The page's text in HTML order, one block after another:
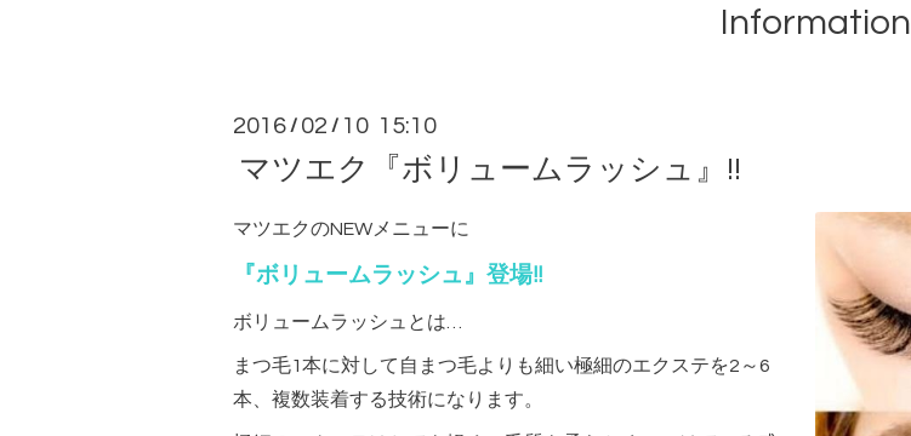
Information
2016 / 02 / 10 15:10
マツエク『ボリュームラッシュ』!!
マツエクのNEWメニューに
『ボリュームラッシュ』登場!!
ボリュームラッシュとは…
まつ毛1本に対して自まつ毛よりも細い極細のエクステを2～6
本、複数装着する技術になります。